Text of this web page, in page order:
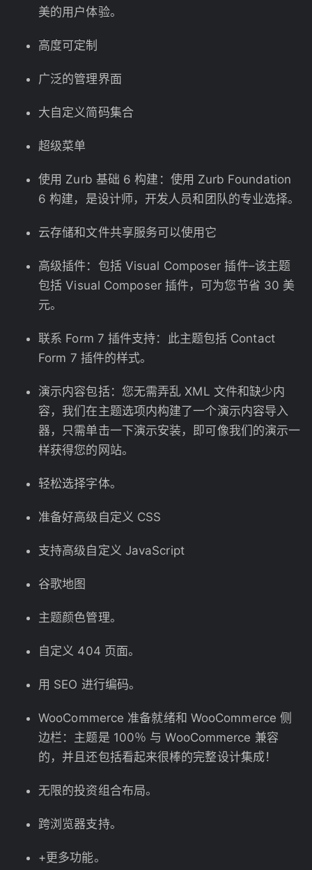
美的用户体验。
高度可定制
广泛的管理界面
大自定义简码集合
超级菜单
使用 Zurb 基础 6 构建：使用 Zurb Foundation
6 构建，是设计师，开发人员和团队的专业选择。
云存储和文件共享服务可以使用它
高级插件：包括 Visual Composer 插件–该主题
包括 Visual Composer 插件，可为您节省 30 美
元。
联系 Form 7 插件支持：此主题包括 Contact
Form 7 插件的样式。
演示内容包括：您无需弄乱 XML 文件和缺少内
容，我们在主题选项内构建了一个演示内容导入
器，只需单击一下演示安装，即可像我们的演示一
样获得您的网站。
轻松选择字体。
准备好高级自定义 CSS
支持高级自定义 JavaScript
谷歌地图
主题颜色管理。
自定义 404 页面。
用 SEO 进行编码。
WooCommerce 准备就绪和 WooCommerce 侧
边栏：主题是 100％ 与 WooCommerce 兼容
的，并且还包括看起来很棒的完整设计集成！
无限的投资组合布局。
跨浏览器支持。
+更多功能。